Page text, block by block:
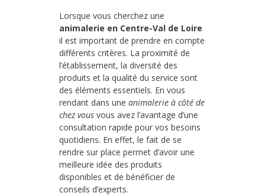
Lorsque vous cherchez une
animalerie en Centre-Val de Loire
il est important de prendre en compte
différents critères. La proximité de
l’établissement, la diversité des
produits et la qualité du service sont
des éléments essentiels. En vous
rendant dans une animalerie à côté de
chez vous vous avez l’avantage d’une
consultation rapide pour vos besoins
quotidiens. En effet, le fait de se
rendre sur place permet d’avoir une
meilleure idée des produits
disponibles et de bénéficier de
conseils d’experts.